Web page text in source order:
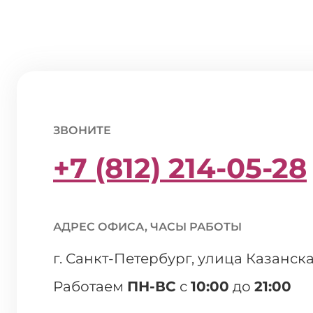
ЗВОНИТЕ
+7 (812) 214-05-28
АДРЕС ОФИСА, ЧАСЫ РАБОТЫ
г. Санкт-Петербург, улица
Работаем ПН-ВС с 10:00 до 21:00